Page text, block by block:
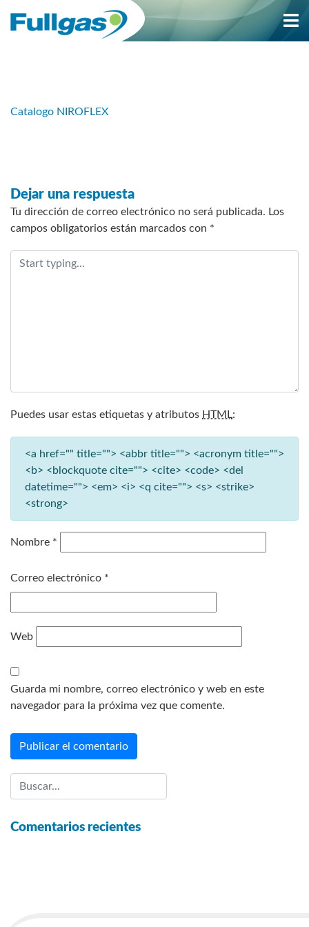
Catalogo NIROFLEX
Dejar una respuesta
Tu dirección de correo electrónico no será publicada. Los
campos obligatorios están marcados con *
Puedes usar estas etiquetas y atributos HTML:
<a href="" title=""> <abbr title=""> <acronym title="">
<b> <blockquote cite=""> <cite> <code> <del
datetime=""> <em> <i> <q cite=""> <s> <strike>
<strong>
Nombre *
Correo electrónico *
Web
Guarda mi nombre, correo electrónico y web en este
navegador para la próxima vez que comente.
Comentarios recientes